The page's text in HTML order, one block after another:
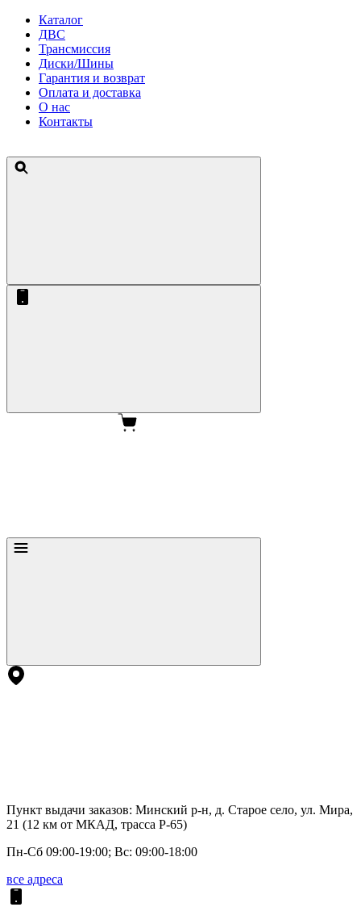
Каталог
ДВС
Трансмиссия
Диски/Шины
Гарантия и возврат
Оплата и доставка
О нас
Контакты
Пункт выдачи заказов: Минский р-н, д. Старое село, ул. Мира,
21 (12 км от МКАД, трасса P-65)
Пн-Сб 09:00-19:00; Вс: 09:00-18:00
все адреса